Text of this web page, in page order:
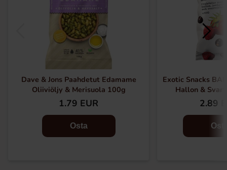
Dave & Jons Paahdetut Edamame
Oliiviöljy & Merisuola 100g
1.79 EUR
Osta
Exotic Snacks
Hallon &
2.89